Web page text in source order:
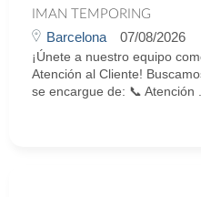
IMAN TEMPORING
Barcelona 07/08/2026
¡Únete a nuestro equipo
Atención al Cliente!
se encargue de: 📞 Atención ...